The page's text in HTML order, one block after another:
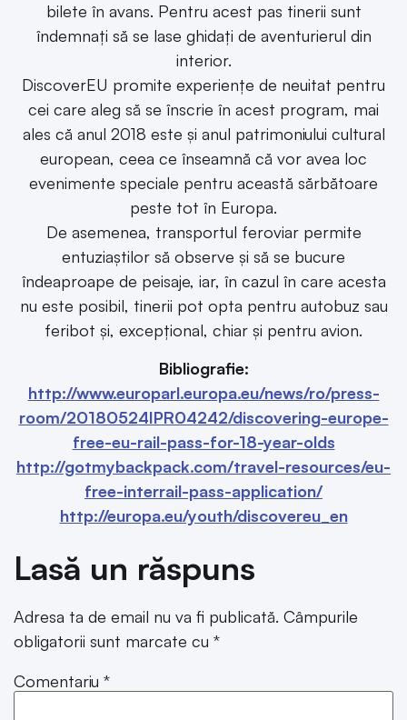
bilete în avans. Pentru acest pas tinerii sunt
îndemnați să se lase ghidați de aventurierul din
interior.
DiscoverEU promite experiențe de neuitat pentru
cei care aleg să se înscrie în acest program, mai
ales că anul 2018 este și anul patrimoniului cultural
european, ceea ce înseamnă că vor avea loc
evenimente speciale pentru această sărbătoare
peste tot în Europa.
De asemenea, transportul feroviar permite
entuziaștilor să observe și să se bucure
îndeaproape de peisaje, iar, în cazul în care acesta
nu este posibil, tinerii pot opta pentru autobuz sau
feribot și, excepțional, chiar și pentru avion.
Bibliografie:
http://www.europarl.europa.eu/news/ro/press-
room/20180524IPR04242/discovering-europe-
free-eu-rail-pass-for-18-year-olds
http://gotmybackpack.com/travel-resources/eu-
free-interrail-pass-application/
http://europa.eu/youth/discovereu_en
Lasă un răspuns
Adresa ta de email nu va fi publicată. Câmpurile
obligatorii sunt marcate cu *
Comentariu *